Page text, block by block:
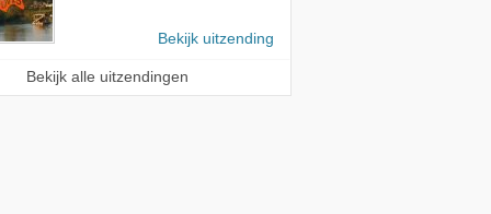
Bekijk uitzending
Bekijk alle uitzendingen